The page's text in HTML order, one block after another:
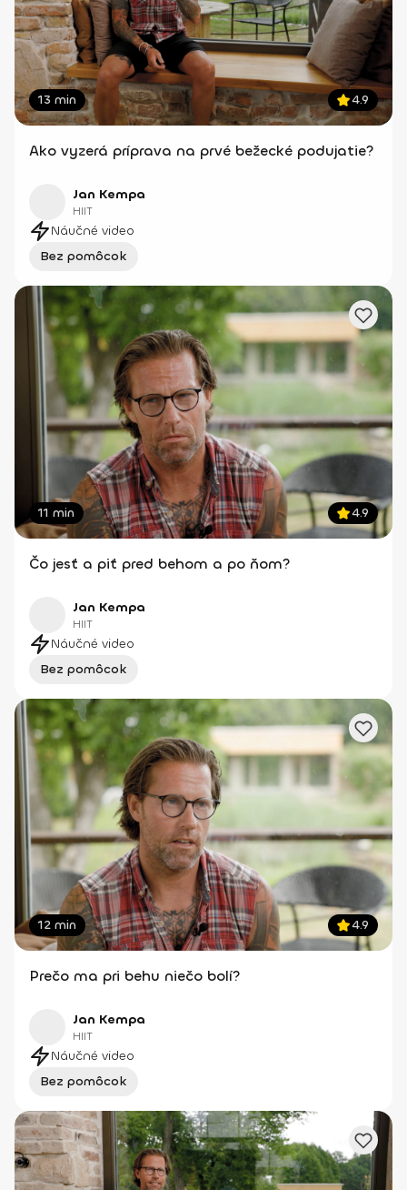
13 min 4.9
Ako vyzerá príprava na prvé bežecké podujatie?
Jan Kempa
HIIT
Náučné video
Bez pomôcok
11 min 4.9
Čo jesť a piť pred behom a po ňom?
Jan Kempa
HIIT
Náučné video
Bez pomôcok
12 min 4.9
Prečo ma pri behu niečo bolí?
Jan Kempa
HIIT
Náučné video
Bez pomôcok